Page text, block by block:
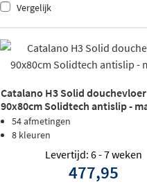
Vergelijk
Catalano H3 Solid douchevloer
90x80cm Solidtech antislip -
54 afmetingen
8 kleuren
Levertijd: 6 - 7 weken
477,95